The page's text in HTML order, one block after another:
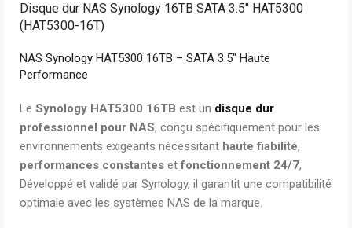
Disque dur NAS Synology 16TB SATA 3.5″ HAT5300
(HAT5300-16T)
NAS Synology HAT5300 16TB – SATA 3.5″ Haute
Performance
Le Synology HAT5300 16TB est un disque dur
professionnel pour NAS, conçu spécifiquement pour les
environnements exigeants nécessitant haute fiabilité,
performances constantes etfonctionnement 24/7,
Développé et validé par Synology, il garantit une compatibilité
optimale avec les systèmes NAS de la marque.